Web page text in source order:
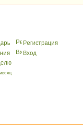
Peгиcтрaция
Вхoд